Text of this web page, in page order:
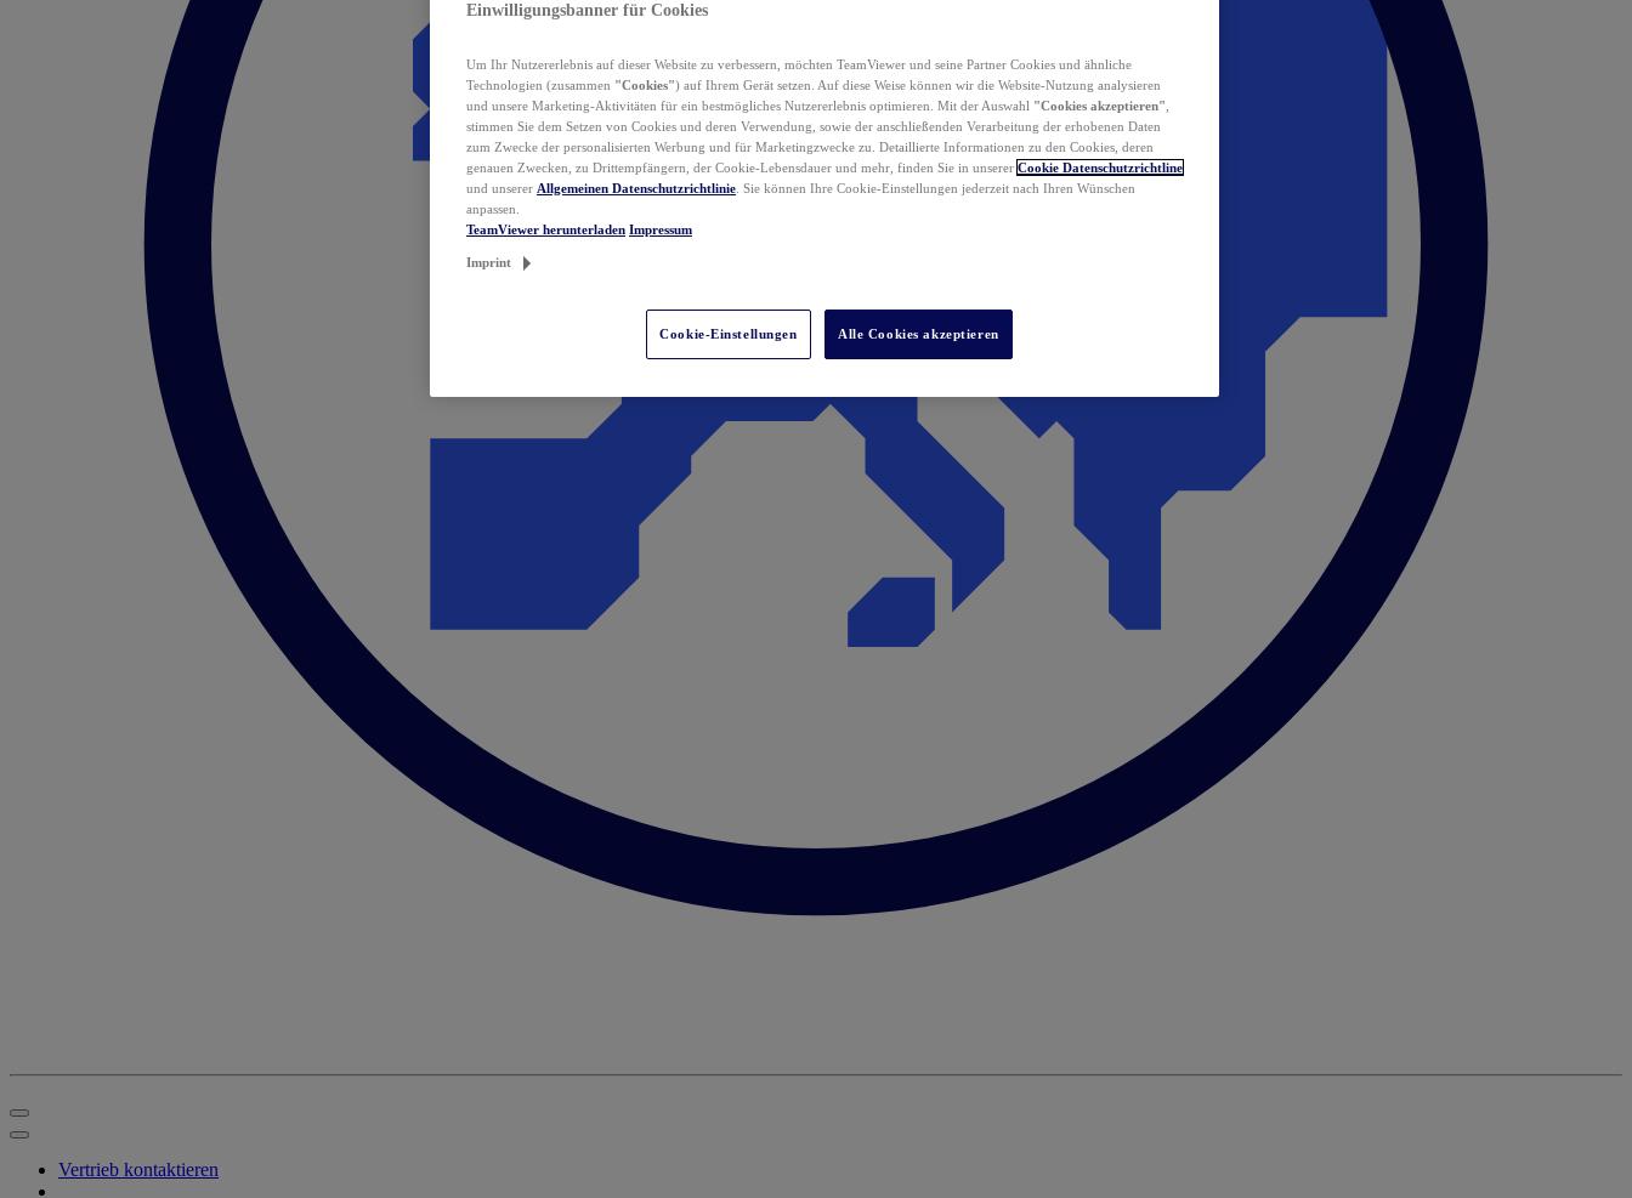
Vertrieb kontaktieren
Einwilligungsbanner für Cookies
Um Ihr Nutzererlebnis auf dieser Website zu verbessern, möchten TeamViewer und seine Partner Cookies und ähnliche
Technologien (zusammen "Cookies") auf Ihrem Gerät setzen. Auf diese Weise können wir die Website-Nutzung analysieren
und unsere Marketing-Aktivitäten für ein bestmögliches Nutzererlebnis optimieren. Mit der Auswahl "Cookies akzeptieren"
stimmen Sie dem Setzen von Cookies und deren Verwendung, sowie der anschließenden Verarbeitung der erhobenen Daten
zum Zwecke der personalisierten Werbung und für Marketingzwecke zu. Detaillierte Informationen zu den Cookies, deren
genauen Zwecken, zu Drittempfängern, der Cookie-Lebensdauer und mehr, finden Sie in unserer Cookie Datenschutzrichtline
und unserer Allgemeinen Datenschutzrichtlinie . Sie können Ihre Cookie-Einstellungen jederzeit nach Ihren Wünschen
anpassen.
TeamViewer herunterladen Impressum
Imprint
Cookie-Einstellungen Alle Cookies akzeptieren